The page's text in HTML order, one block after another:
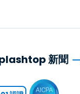
新聞